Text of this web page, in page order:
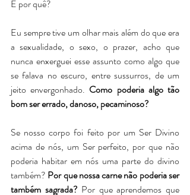
E por quê?
Eu sempre tive um olhar mais além do que era
a sexualidade, o sexo, o prazer, acho que
nunca enxerguei esse assunto como algo que
se falava no escuro, entre sussurros, de um
jeito envergonhado. Como poderia algo tão
bom ser errado, danoso, pecaminoso?
Se nosso corpo foi feito por um Ser Divino
acima de nós, um Ser perfeito, por que não
poderia habitar em nós uma parte do divino
também? Por que nossa carne não poderia ser
também sagrada? Por que aprendemos que